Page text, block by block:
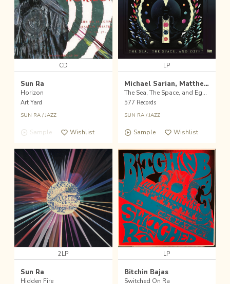
CD
Sun Ra
Horizon
Art Yard
SUN RA/JAZZ
Sample Wishlist
LP
Michael Sarian, Matthew Putman, Ledian Mola, Federico Ughi
The Sea, The Space, and Egypt Vol. 1
577 Records
SUN RA/JAZZ
Sample Wishlist
2LP
Sun Ra
Hidden Fire
LP
Bitchin Bajas
Switched On Ra